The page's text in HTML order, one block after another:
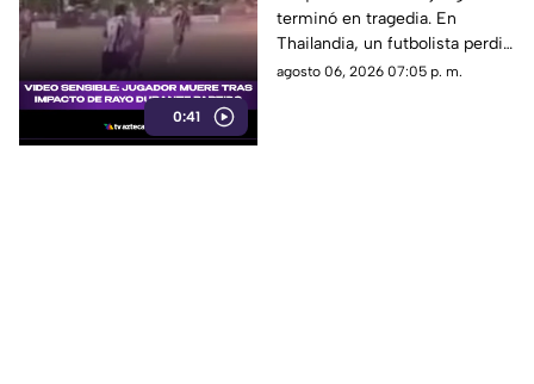
0:41
durante partido
terminó en tragedia. En
Thailandia, un futbolista perdió
la vida al ser alcanzado por un
agosto 06, 2026 07:05 p. m.